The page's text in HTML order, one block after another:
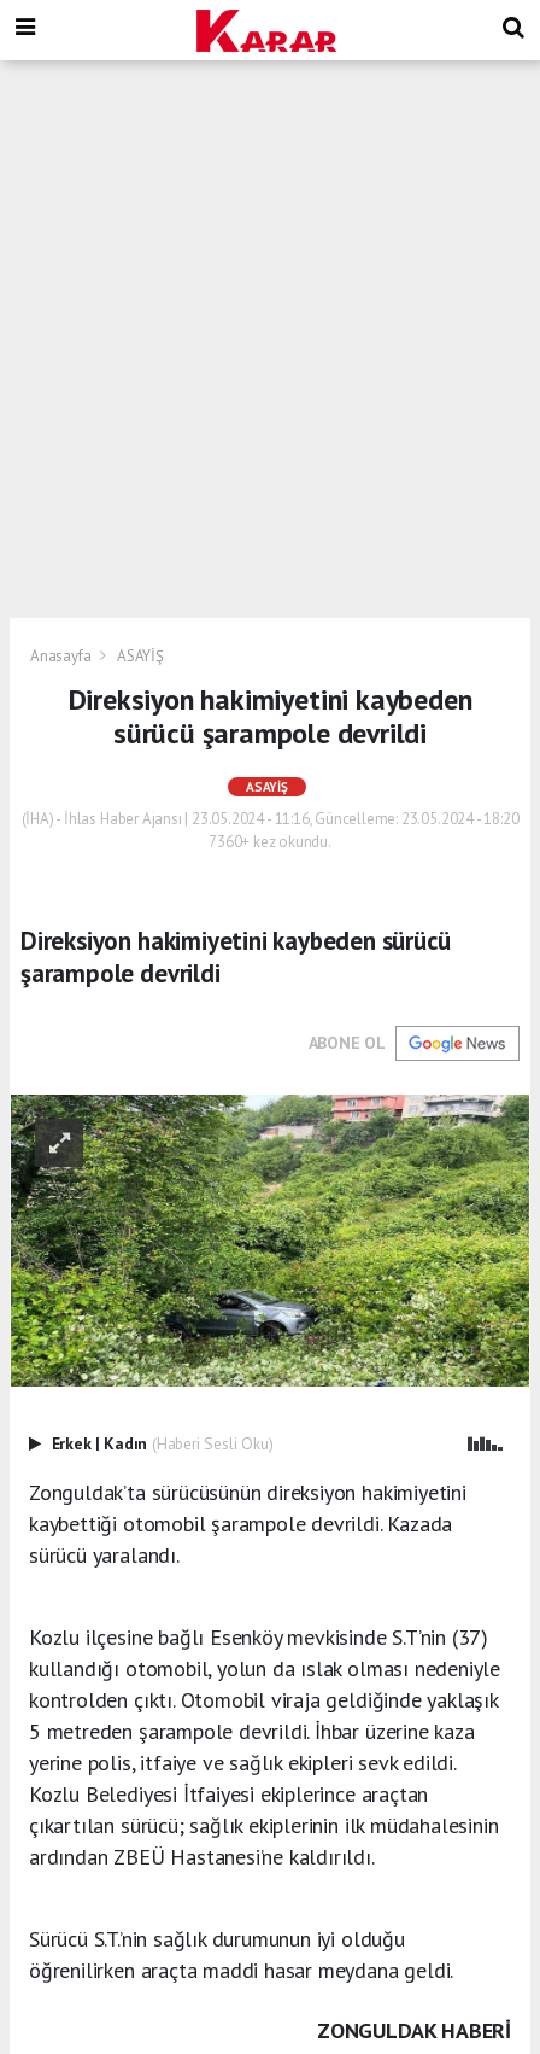
Anasayfa ASAYİŞ
Direksiyon hakimiyetini kaybeden
sürücü şarampole devrildi
ASAYİŞ
(İHA) - İhlas Haber Ajansı | 23.05.2024 - 11:16, Güncelleme: 23.05.2024 - 18:20
7360+ kez okundu.
Direksiyon hakimiyetini kaybeden sürücü
şarampole devrildi
ABONE OL
Erkek | Kadın (Haberi Sesli Oku)
Zonguldak’ta sürücüsünün direksiyon hakimiyetini
kaybettiği otomobil şarampole devrildi. Kazada
sürücü yaralandı.
Kozlu ilçesine bağlı Esenköy mevkisinde S.T’nin (37)
kullandığı otomobil, yolun da ıslak olması nedeniyle
kontrolden çıktı. Otomobil viraja geldiğinde yaklaşık
5 metreden şarampole devrildi. İhbar üzerine kaza
yerine polis, itfaiye ve sağlık ekipleri sevk edildi.
Kozlu Belediyesi İtfaiyesi ekiplerince araçtan
çıkartılan sürücü; sağlık ekiplerinin ilk müdahalesinin
ardından ZBEÜ Hastanesi’ne kaldırıldı.
Sürücü S.T.’nin sağlık durumunun iyi olduğu
öğrenilirken araçta maddi hasar meydana geldi.
ZONGULDAK HABERİ